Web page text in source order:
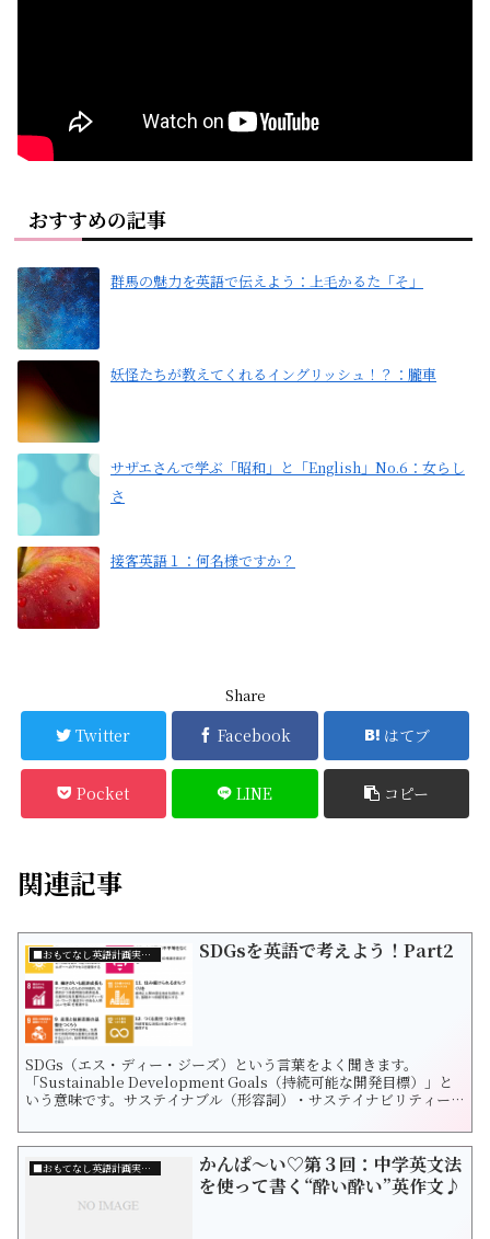
おすすめの記事
群馬の魅力を英語で伝えよう：上毛かるた「そ」
妖怪たちが教えてくれるイングリッシュ！？：朧車
サザエさんで学ぶ「昭和」と「English」No.6：女らし
さ
接客英語１：何名様ですか？
Share
Twitter Facebook はてブ
Pocket LINE コピー
関連記事
■おもてなし英語計画実行委員会について SDGsを英語で考えよう！Part2
SDGs（エス・ディー・ジーズ）という言葉をよく聞きます。
「Sustainable Development Goals（持続可能な開発目標）」と
いう意味です。サステイナブル（形容詞）・サステイナビリティー
どんなものなのでしょうか。…のパート２です。 2030年までに達成
するべき17の目標（7〜12） SDGsは...
■おもてなし英語計画実行委員会について
かんぱ〜い♡第３回：中学英文法
を使って書く“酔い酔い”英作文♪